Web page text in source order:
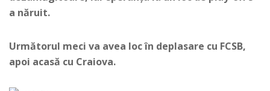
a năruit.
Următorul meci va avea loc în deplasare cu FCSB,
apoi acasă cu Craiova.